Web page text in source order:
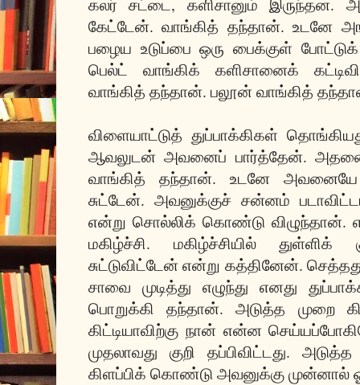
கேட்டேன். வாங்கித் தந்தான். உடனே
பழைய உடுப்பை ஒரு பைக்குள்
பெல்ட் வாங்கிக் களிசானைக்
வாங்கித் தந்தான். பலூன் வாங்கித்
விளையாட்டுத் துப்பாக்கிகள்
ஆவலுடன் அவனைப் பார்த்தேன்.
வாங்கித் தந்தான். உடனே
சுட்டேன். அவனுக்குச் சன்னம்
என்று சொல்லிக் கொண்டு
மகிழ்ச்சி. மகிழ்ச்சியில் துள்ளிக்
சுட்டுவிட்டேன் என்று கத்தினேன்.
சாவை முடித்து எழுந்து எனது
பொறுக்கி தந்தான். அடுத்த முறை
கிட்டியாவிற்கு நான் என்ன
முதலாவது குறி தப்பிவிட்டது.
கிளப்பிக் கொண்டு அவனுக்கு முன்னால்